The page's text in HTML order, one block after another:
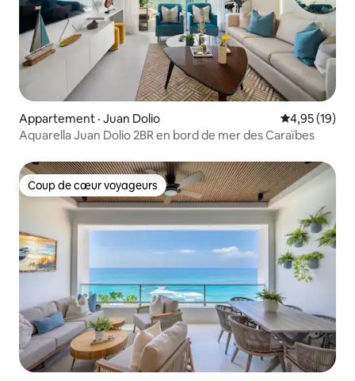
Appartement · Juan Dolio Note
4,95 (19)
Aquarella Juan Dolio 2BR en bord de mer des Caraïbes
Coup de cœur voyageurs
Coup de cœur voyageurs